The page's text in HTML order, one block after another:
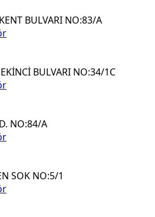
BULVARI NO:83/A
BULVARI NO:34/1C
NO:84/A
SOK NO:5/1